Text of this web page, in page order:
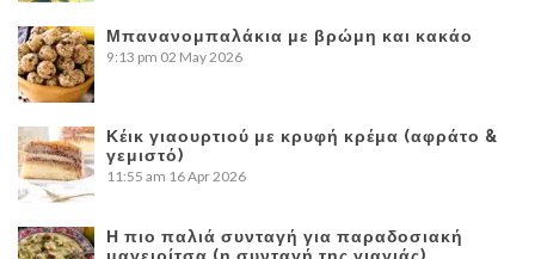
Μπανανομπαλάκια με βρώμη και κακάο
9:13 pm 02 May 2026
Κέικ γιαουρτιού με κρυφή κρέμα (αφράτο &
γεμιστό)
11:55 am 16 Apr 2026
Η πιο παλιά συνταγή για παραδοσιακή
μαγειρίτσα (η συνταγή της γιαγιάς)